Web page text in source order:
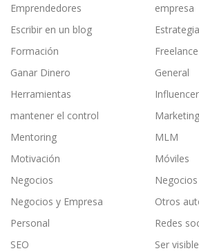
Emprendedores
empresa
Escribir en un blog
Estrategia
Formación
Freelance
Ganar Dinero
General
Herramientas
mantener el control
Mentoring
MLM
Motivación
Móviles
Negocios
Negocios y Empresa
Otros
Personal
Redes
SEO
Ser visible